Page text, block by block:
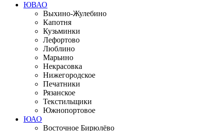
ЮВАО
Выхино-Жулебино
Капотня
Кузьминки
Лефортово
Люблино
Марьино
Некрасовка
Нижегородское
Печатники
Рязанское
Текстильщики
Южнопортовое
ЮАО
Восточное Бирюлёво